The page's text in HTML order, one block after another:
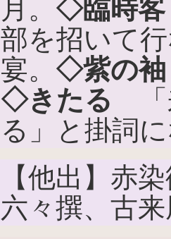
月。 ◇臨時客
部を招いて
宴。 ◇紫の袖
◇きたる 「
る」と掛詞
【他出】赤
六々撰、古